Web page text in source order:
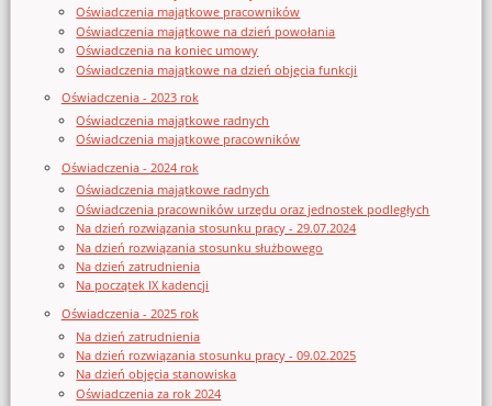
Oświadczenia majątkowe pracowników
Oświadczenia majątkowe na dzień powołania
Oświadczenia na koniec umowy
Oświadczenia majątkowe na dzień objęcia funkcji
Oświadczenia - 2023 rok
Oświadczenia majątkowe radnych
Oświadczenia majątkowe pracowników
Oświadczenia - 2024 rok
Oświadczenia majątkowe radnych
Oświadczenia pracowników urzędu oraz jednostek podległych
Na dzień rozwiązania stosunku pracy - 29.07.2024
Na dzień rozwiązania stosunku służbowego
Na dzień zatrudnienia
Na początek IX kadencji
Oświadczenia - 2025 rok
Na dzień zatrudnienia
Na dzień rozwiązania stosunku pracy - 09.02.2025
Na dzień objęcia stanowiska
Oświadczenia za rok 2024